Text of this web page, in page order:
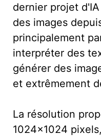
dernier projet
des images
principalement
interpréter des
générer des
et extrêmement
La résolution
1024×1024